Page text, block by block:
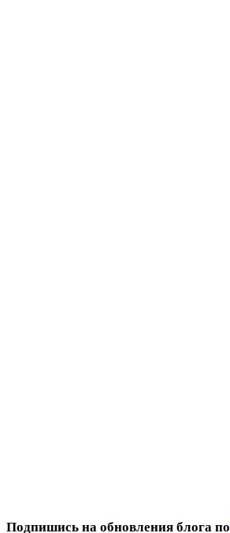
Подпишись на обновления блога по